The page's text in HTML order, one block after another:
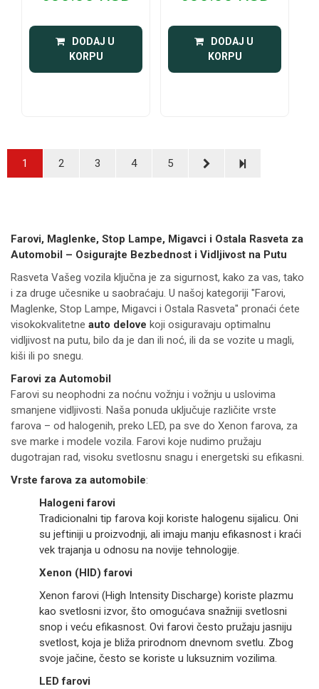
DODAJ U
KORPU
DODAJ U
KORPU
1 2 3 4 5
Farovi, Maglenke, Stop Lampe, Migavci i Ostala Rasveta za
Automobil – Osigurajte Bezbednost i Vidljivost na Putu
Rasveta Vašeg vozila ključna je za sigurnost, kako za vas, tako
i za druge učesnike u saobraćaju. U našoj kategoriji "Farovi,
Maglenke, Stop Lampe, Migavci i Ostala Rasveta" pronaći ćete
visokokvalitetne auto delove koji osiguravaju optimalnu
vidljivost na putu, bilo da je dan ili noć, ili da se vozite u magli,
kiši ili po snegu.
Farovi za Automobil
Farovi su neophodni za noćnu vožnju i vožnju u uslovima
smanjene vidljivosti. Naša ponuda uključuje različite vrste
farova – od halogenih, preko LED, pa sve do Xenon farova, za
sve marke i modele vozila. Farovi koje nudimo pružaju
dugotrajan rad, visoku svetlosnu snagu i energetski su efikasni.
Vrste farova za automobile:
Halogeni farovi
Tradicionalni tip farova koji koriste halogenu sijalicu. Oni
su jeftiniji u proizvodnji, ali imaju manju efikasnost i kraći
vek trajanja u odnosu na novije tehnologije.
Xenon (HID) farovi
Xenon farovi (High Intensity Discharge) koriste plazmu
kao svetlosni izvor, što omogućava snažniji svetlosni
snop i veću efikasnost. Ovi farovi često pružaju jasniju
svetlost, koja je bliža prirodnom dnevnom svetlu. Zbog
svoje jačine, često se koriste u luksuznim vozilima.
LED farovi